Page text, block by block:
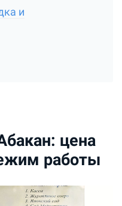
и
цена
работы